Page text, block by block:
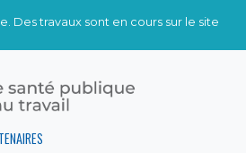
Des travaux sont en cours sur le site